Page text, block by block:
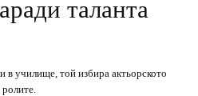
таланта
училище, той избира актьорското